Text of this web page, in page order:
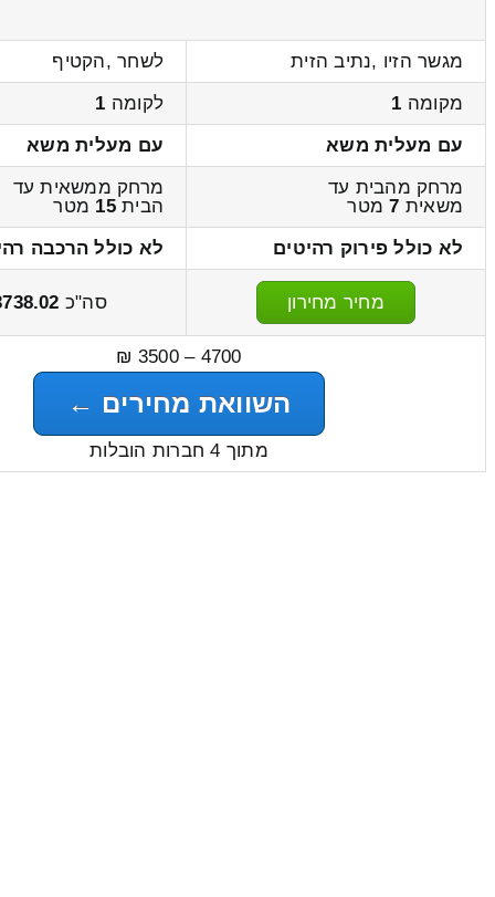
מגשר הזיו ,נתיב הזית
לשחר ,הקטיף
מקומה 1 לקומה 1
עם מעלית משא
עם מעלית משא
מרחק מהבית עד
משאית 7מטר
מרחק ממשאית עד
הבית15 מטר
לא כולל פירוק רהיטים
לא כולל הרכבה
מחיר מחירון סה"כ
4700 – 3500 ₪
השוואת מחירים ←
מתוך 4 חברות הובלות